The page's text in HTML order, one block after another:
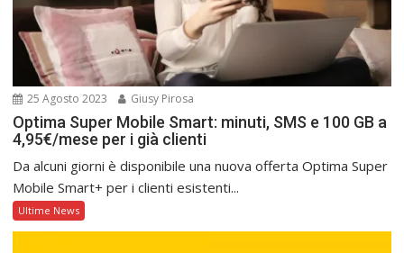
25 Agosto 2023 Giusy Pirosa
Optima Super Mobile Smart: minuti, SMS e 100 GB a
4,95€/mese per i già clienti
Da alcuni giorni è disponibile una nuova offerta Optima Super
Mobile Smart+ per i clienti esistenti...
Ultime News